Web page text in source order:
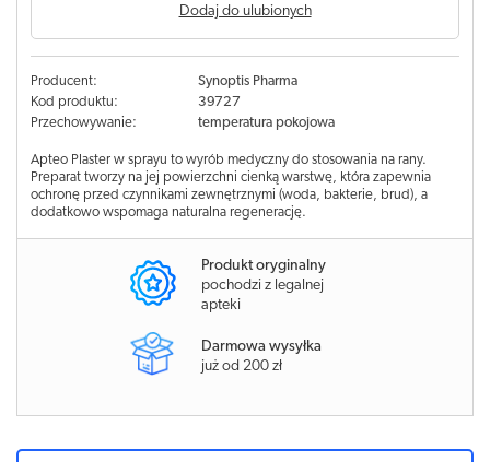
Dodaj do ulubionych
Producent:
Synoptis Pharma
Kod produktu:
39727
Przechowywanie:
temperatura pokojowa
Apteo Plaster w sprayu to wyrób medyczny do stosowania na rany.
Preparat tworzy na jej powierzchni cienką warstwę, która zapewnia
ochronę przed czynnikami zewnętrznymi (woda, bakterie, brud), a
dodatkowo wspomaga naturalna regenerację.
Produkt oryginalny
pochodzi z legalnej
apteki
Darmowa wysyłka
już od 200 zł